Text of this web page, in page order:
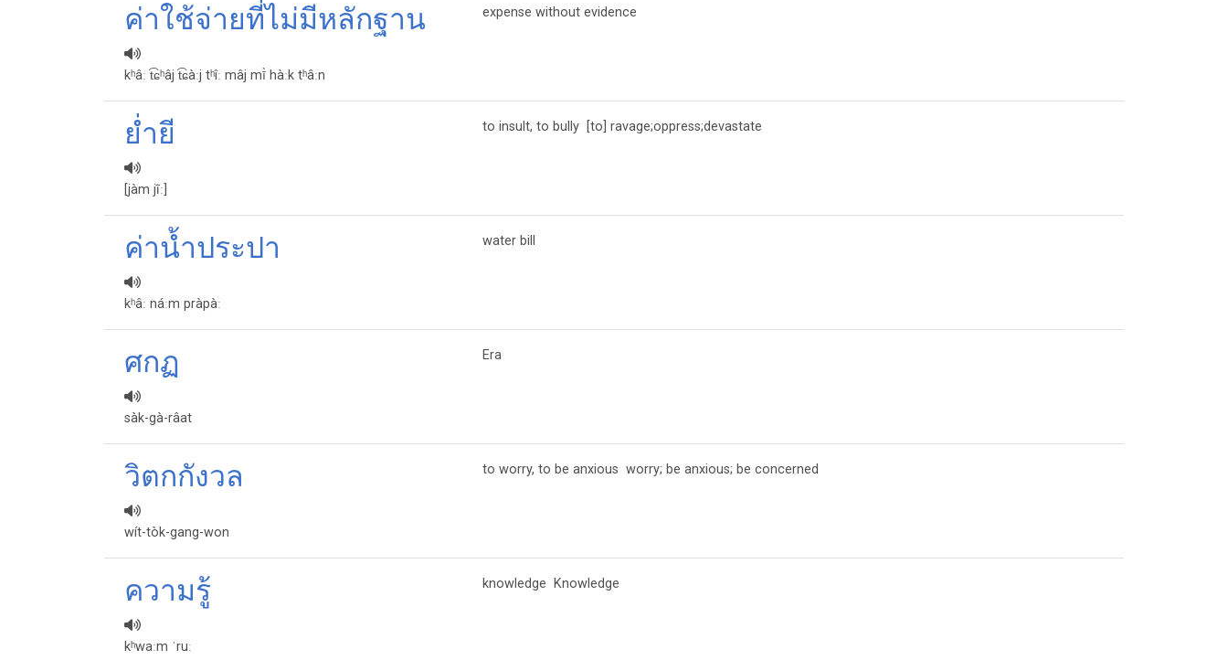
ค่าใช้จ่ายที่ไม่มีหลักฐาน
kʰâː t͡ɕʰâj t͡ɕàːj tʰîː mâj mī̀ hàːk tʰâːn
expense without evidence
​ย่ำยี
[jàm jīː]
to insult, to bully [to] ravage;oppress;devastate
ค่าน้ำประปา
kʰâː náːm pràpàː
water bill
ศกฏ
sàk-gà-râat
Era
วิตกกังวล
wít-tòk-gang-won
to worry, to be anxious worry; be anxious; be concerned
ความ​รู้​
kʰwaːm ˈruː
knowledge Knowledge